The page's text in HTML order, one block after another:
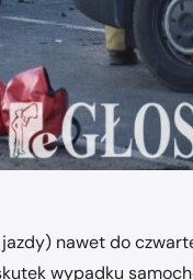
nawet do
wypadku